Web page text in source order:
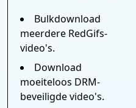
Bulkdownload
meerdere RedGifs-
video's.
Download
moeiteloos DRM-
beveiligde video's.